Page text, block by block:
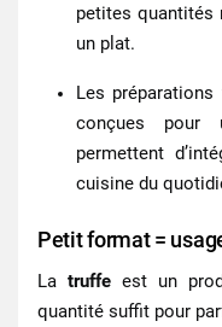
petites quantités
un plat.
Les
conçues pour
permettent
cuisine du
Petit format =
La truffe est un
quantité suffit pour